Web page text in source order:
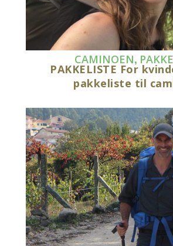
CAMINOEN,
PAKKELISTE For
pakkeliste til